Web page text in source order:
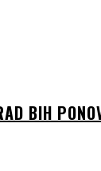
BIH